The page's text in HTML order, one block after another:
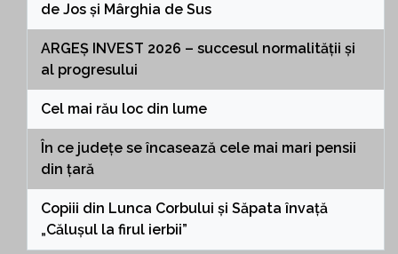
de Jos și Mârghia de Sus
ARGEȘ INVEST 2026 – succesul normalității și
al progresului
Cel mai rău loc din lume
În ce județe se încasează cele mai mari pensii
din țară
Copiii din Lunca Corbului și Săpata învață
„Călușul la firul ierbii”